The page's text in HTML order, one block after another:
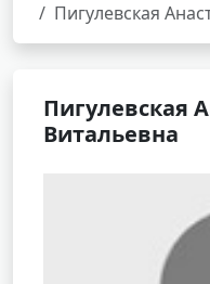
Пигулевская
Пигулевская
Витальевна